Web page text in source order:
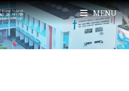
MENU